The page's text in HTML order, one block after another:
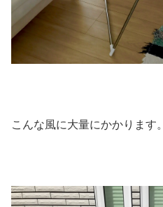
こんな風に大量にかかります。